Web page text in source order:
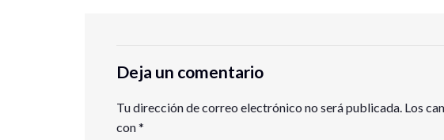
Deja un comentario
Tu dirección de correo electrónico no será publicada. Los
con*